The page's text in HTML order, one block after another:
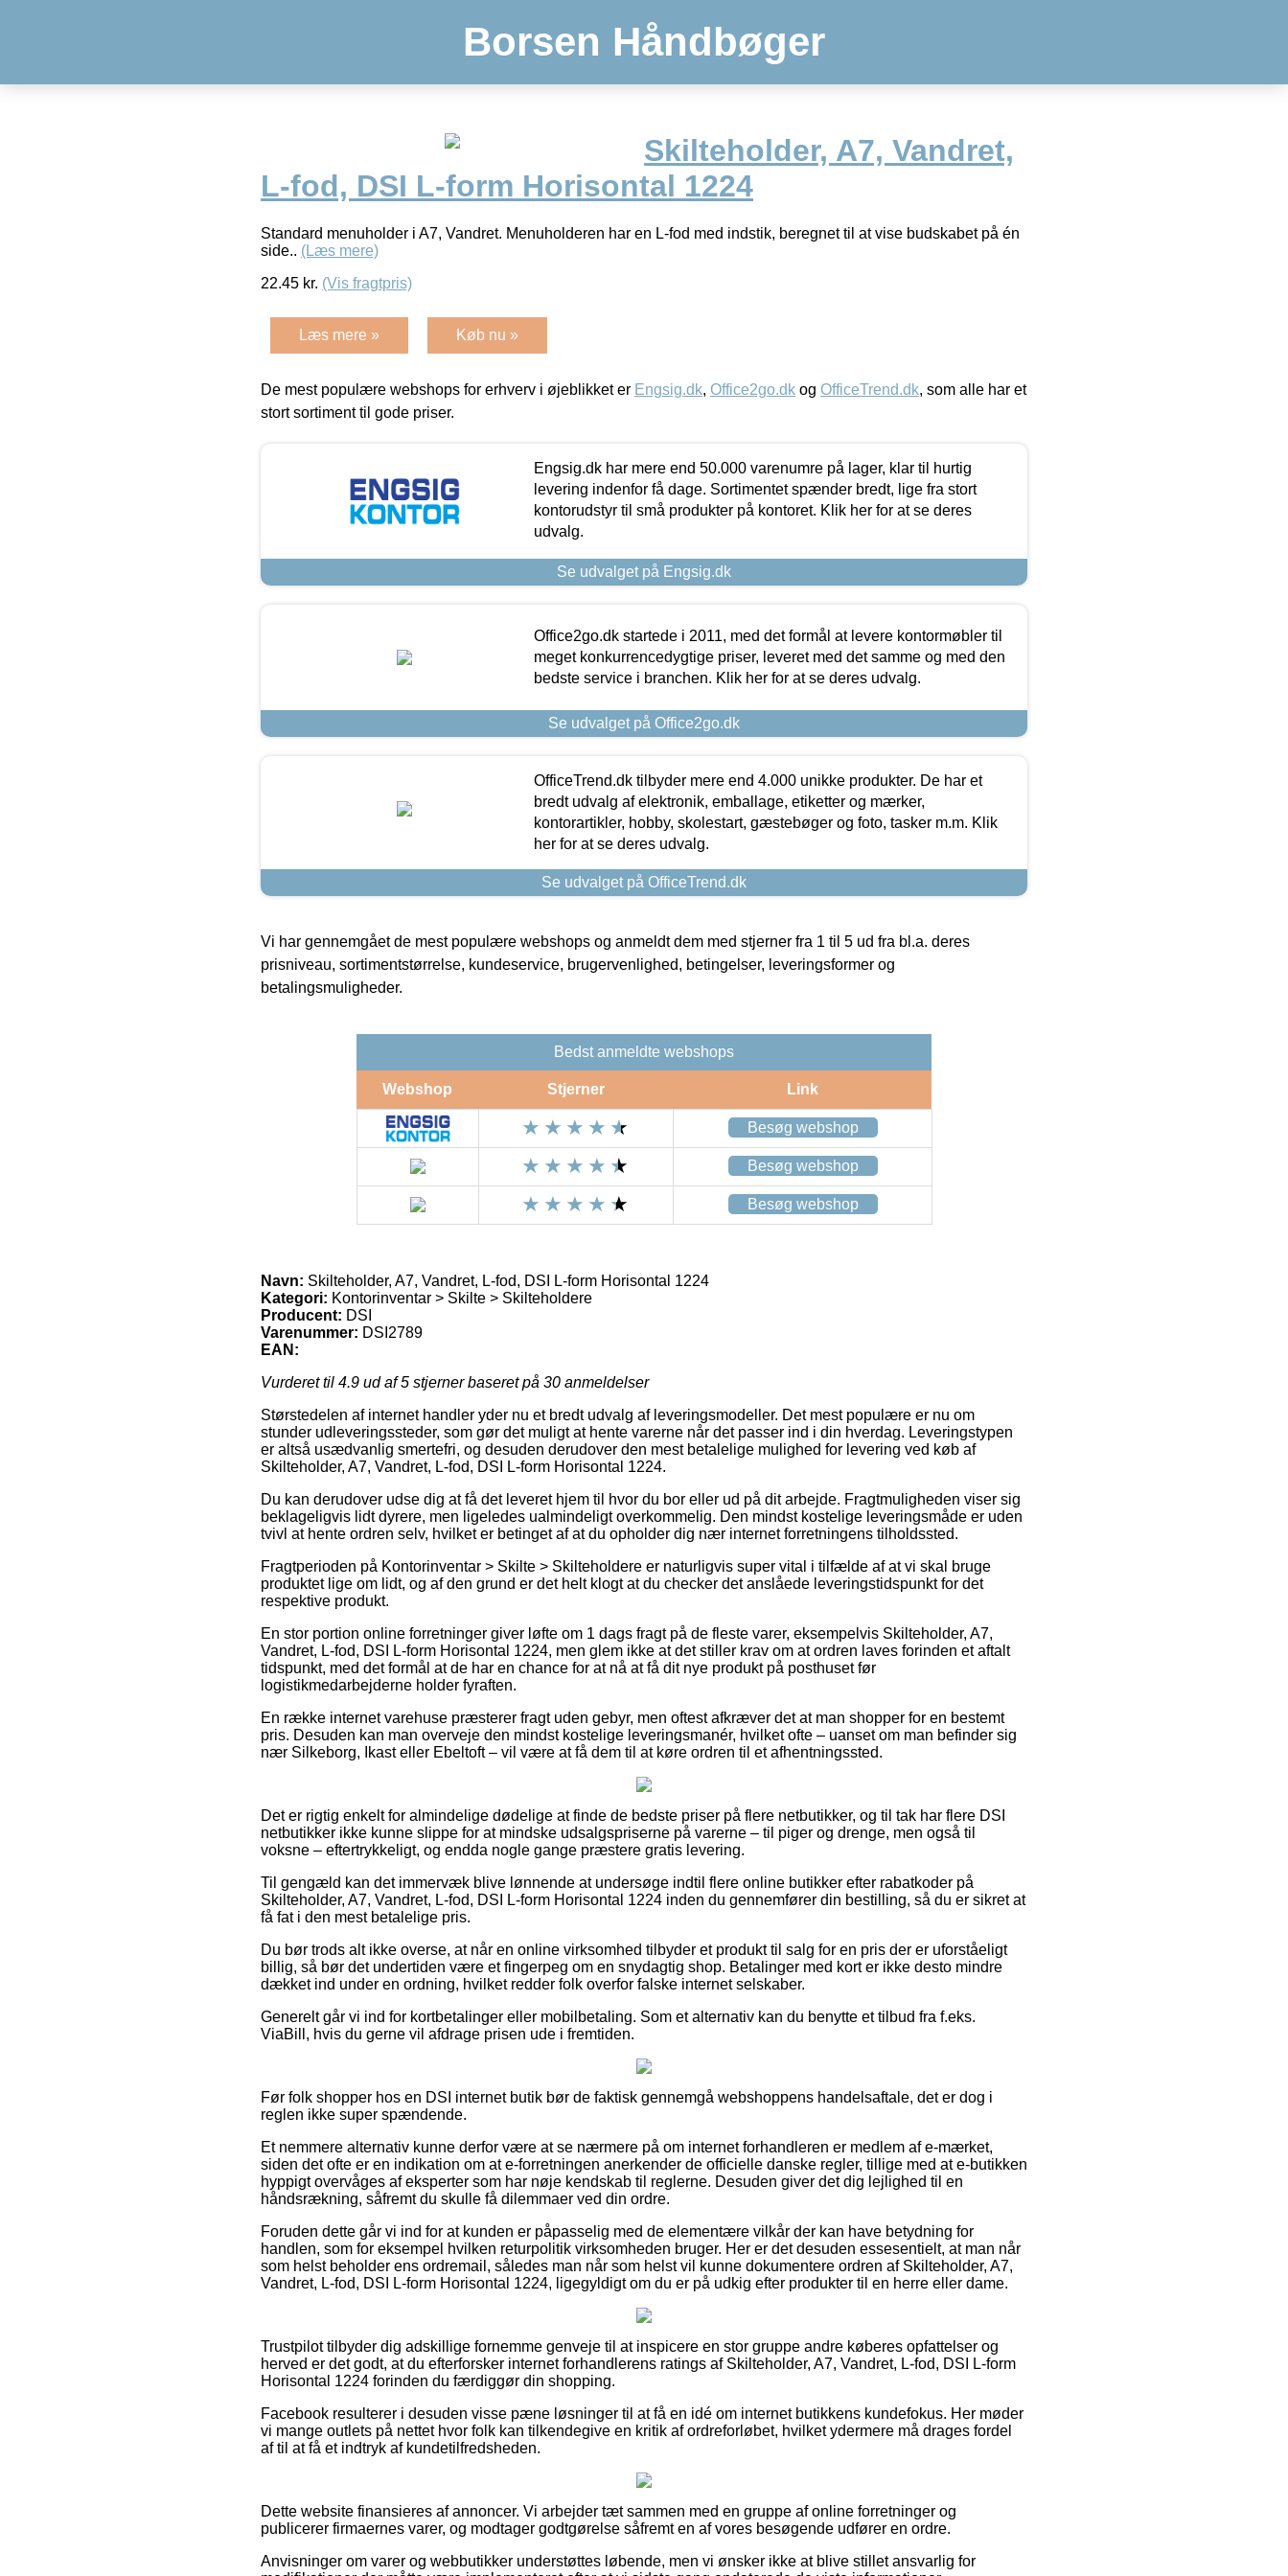
Borsen Håndbøger
Skilteholder, A7, Vandret,
L-fod, DSI L-form Horisontal 1224
Standard menuholder i A7, Vandret. Menuholderen har en L-fod med indstik, beregnet til at vise budskabet på én
side.. (Læs mere)
22.45 kr. (Vis fragtpris)
Læs mere » Køb nu »
De mest populære webshops for erhverv i øjeblikket er Engsig.dk, Office2go.dk og OfficeTrend.dk, som alle har et
stort sortiment til gode priser.
Engsig.dk har mere end 50.000 varenumre på lager, klar til hurtig
levering indenfor få dage. Sortimentet spænder bredt, lige fra stort
kontorudstyr til små produkter på kontoret. Klik her for at se deres
udvalg.
Se udvalget på Engsig.dk
Office2go.dk startede i 2011, med det formål at levere kontormøbler til
meget konkurrencedygtige priser, leveret med det samme og med den
bedste service i branchen. Klik her for at se deres udvalg.
Se udvalget på Office2go.dk
OfficeTrend.dk tilbyder mere end 4.000 unikke produkter. De har et
bredt udvalg af elektronik, emballage, etiketter og mærker,
kontorartikler, hobby, skolestart, gæstebøger og foto, tasker m.m. Klik
her for at se deres udvalg.
Se udvalget på OfficeTrend.dk
Vi har gennemgået de mest populære webshops og anmeldt dem med stjerner fra 1 til 5 ud fra bl.a. deres
prisniveau, sortimentstørrelse, kundeservice, brugervenlighed, betingelser, leveringsformer og
betalingsmuligheder.
Bedst anmeldte webshops
Webshop Stjerner Link
Besøg webshop
Besøg webshop
Besøg webshop
Navn: Skilteholder, A7, Vandret, L-fod, DSI L-form Horisontal 1224
Kategori: Kontorinventar > Skilte > Skilteholdere
Producent: DSI
Varenummer: DSI2789
EAN:
Vurderet til 4.9 ud af 5 stjerner baseret på 30 anmeldelser
Størstedelen af internet handler yder nu et bredt udvalg af leveringsmodeller. Det mest populære er nu om
stunder udleveringssteder, som gør det muligt at hente varerne når det passer ind i din hverdag. Leveringstypen
er altså usædvanlig smertefri, og desuden derudover den mest betalelige mulighed for levering ved køb af
Skilteholder, A7, Vandret, L-fod, DSI L-form Horisontal 1224.
Du kan derudover udse dig at få det leveret hjem til hvor du bor eller ud på dit arbejde. Fragtmuligheden viser sig
beklageligvis lidt dyrere, men ligeledes ualmindeligt overkommelig. Den mindst kostelige leveringsmåde er uden
tvivl at hente ordren selv, hvilket er betinget af at du opholder dig nær internet forretningens tilholdssted.
Fragtperioden på Kontorinventar > Skilte > Skilteholdere er naturligvis super vital i tilfælde af at vi skal bruge
produktet lige om lidt, og af den grund er det helt klogt at du checker det anslåede leveringstidspunkt for det
respektive produkt.
En stor portion online forretninger giver løfte om 1 dags fragt på de fleste varer, eksempelvis Skilteholder, A7,
Vandret, L-fod, DSI L-form Horisontal 1224, men glem ikke at det stiller krav om at ordren laves forinden et aftalt
tidspunkt, med det formål at de har en chance for at nå at få dit nye produkt på posthuset før
logistikmedarbejderne holder fyraften.
En række internet varehuse præsterer fragt uden gebyr, men oftest afkræver det at man shopper for en bestemt
pris. Desuden kan man overveje den mindst kostelige leveringsmanér, hvilket ofte – uanset om man befinder sig
nær Silkeborg, Ikast eller Ebeltoft – vil være at få dem til at køre ordren til et afhentningssted.
Det er rigtig enkelt for almindelige dødelige at finde de bedste priser på flere netbutikker, og til tak har flere DSI
netbutikker ikke kunne slippe for at mindske udsalgspriserne på varerne – til piger og drenge, men også til
voksne – eftertrykkeligt, og endda nogle gange præstere gratis levering.
Til gengæld kan det immervæk blive lønnende at undersøge indtil flere online butikker efter rabatkoder på
Skilteholder, A7, Vandret, L-fod, DSI L-form Horisontal 1224 inden du gennemfører din bestilling, så du er sikret at
få fat i den mest betalelige pris.
Du bør trods alt ikke overse, at når en online virksomhed tilbyder et produkt til salg for en pris der er uforståeligt
billig, så bør det undertiden være et fingerpeg om en snydagtig shop. Betalinger med kort er ikke desto mindre
dækket ind under en ordning, hvilket redder folk overfor falske internet selskaber.
Generelt går vi ind for kortbetalinger eller mobilbetaling. Som et alternativ kan du benytte et tilbud fra f.eks.
ViaBill, hvis du gerne vil afdrage prisen ude i fremtiden.
Før folk shopper hos en DSI internet butik bør de faktisk gennemgå webshoppens handelsaftale, det er dog i
reglen ikke super spændende.
Et nemmere alternativ kunne derfor være at se nærmere på om internet forhandleren er medlem af e-mærket,
siden det ofte er en indikation om at e-forretningen anerkender de officielle danske regler, tillige med at e-butikken
hyppigt overvåges af eksperter som har nøje kendskab til reglerne. Desuden giver det dig lejlighed til en
håndsrækning, såfremt du skulle få dilemmaer ved din ordre.
Foruden dette går vi ind for at kunden er påpasselig med de elementære vilkår der kan have betydning for
handlen, som for eksempel hvilken returpolitik virksomheden bruger. Her er det desuden essesentielt, at man når
som helst beholder ens ordremail, således man når som helst vil kunne dokumentere ordren af Skilteholder, A7,
Vandret, L-fod, DSI L-form Horisontal 1224, ligegyldigt om du er på udkig efter produkter til en herre eller dame.
Trustpilot tilbyder dig adskillige fornemme genveje til at inspicere en stor gruppe andre køberes opfattelser og
herved er det godt, at du efterforsker internet forhandlerens ratings af Skilteholder, A7, Vandret, L-fod, DSI L-form
Horisontal 1224 forinden du færdiggør din shopping.
Facebook resulterer i desuden visse pæne løsninger til at få en idé om internet butikkens kundefokus. Her møder
vi mange outlets på nettet hvor folk kan tilkendegive en kritik af ordreforløbet, hvilket ydermere må drages fordel
af til at få et indtryk af kundetilfredsheden.
Dette website finansieres af annoncer. Vi arbejder tæt sammen med en gruppe af online forretninger og
publicerer firmaernes varer, og modtager godtgørelse såfremt en af vores besøgende udfører en ordre.
Anvisninger om varer og webbutikker understøttes løbende, men vi ønsker ikke at blive stillet ansvarlig for